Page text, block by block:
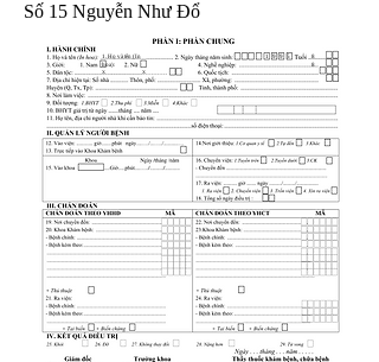
Số 15 Nguyễn Như Đổ
1. Họ và tên (In
hoa):
1 9 9 5
8
8
X
X